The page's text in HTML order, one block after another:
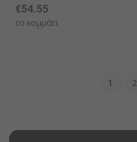
€54.55
το κομμάτι
1 2